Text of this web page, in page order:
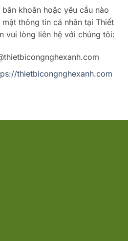
khoăn hoặc yêu cầu nào
thông tin cá nhân tại Thiết
vui lòng liên hệ với chúng tôi:
thietbicongnghexanh.com